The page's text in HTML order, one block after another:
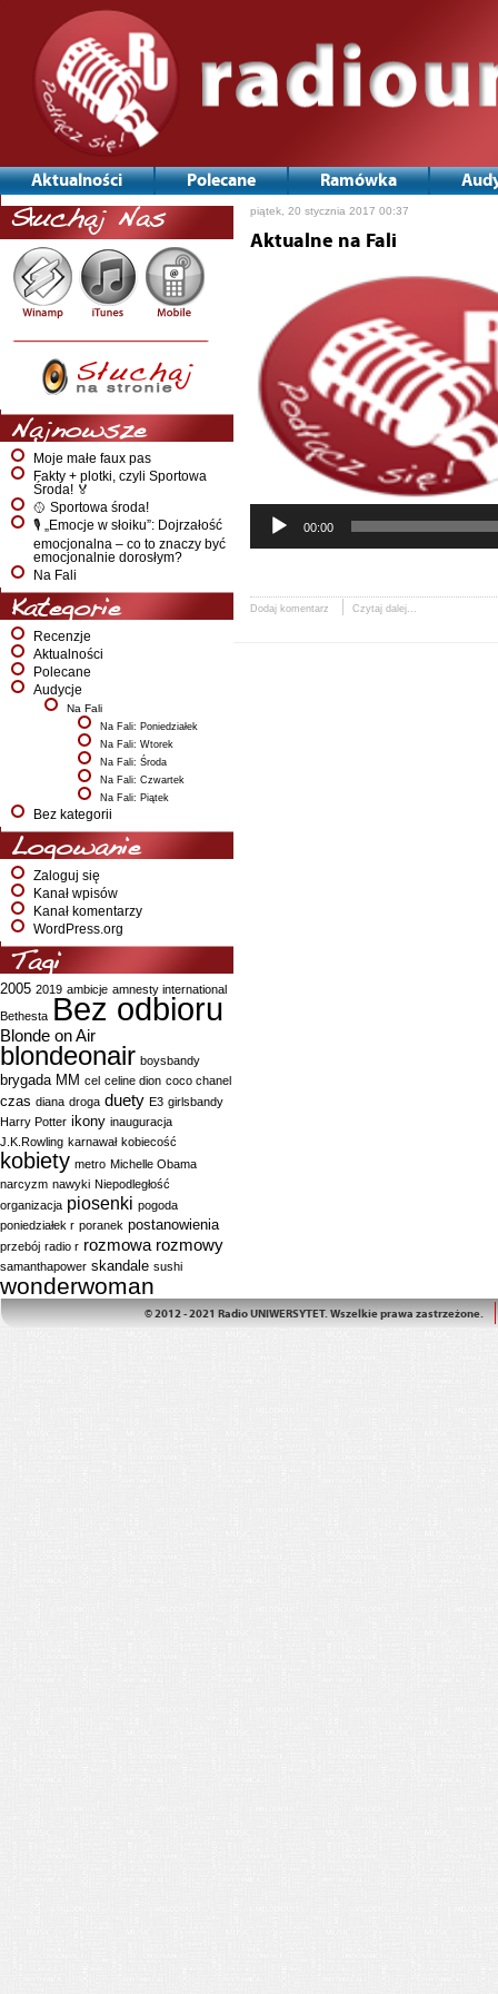
Aktualności Polecane Ramówka
Słuchaj Nas
Najnowsze
Moje małe faux pas
Fakty + plotki, czyli Sportowa
Środa! 🏅
🥎 Sportowa środa!
🎙️ „Emocje w słoiku”: Dojrzałość
emocjonalna – co to znaczy być
emocjonalnie dorosłym?
Na Fali
Kategorie
Recenzje
Aktualności
Polecane
Audycje
Na Fali
Na Fali: Poniedziałek
Na Fali: Wtorek
Na Fali: Środa
Na Fali: Czwartek
Na Fali: Piątek
Bez kategorii
Logowanie
Zaloguj się
Kanał wpisów
Kanał komentarzy
WordPress.org
Tagi
2005 2019 ambicje amnesty international
Bethesta Bez odbioru
Blonde on Air
blondeonair boysbandy
brygada MM cel celine dion coco chanel
czas diana droga duety E3 girlsbandy
Harry Potter ikony inauguracja
J.K.Rowling karnawał kobiecość
kobiety metro Michelle Obama
narcyzm nawyki Niepodległość
organizacja piosenki pogoda
poniedziałek r poranek postanowienia
przebój radio r rozmowa rozmowy
samanthapower skandale sushi
wonderwoman
piątek, 20 stycznia 2017 00:37
Aktualne na Fali
00:00
Dodaj komentarz Czytaj dalej...
© 2012 - 2021 Radio UNIWERSYTET. Wszelkie prawa zastrzeżone.